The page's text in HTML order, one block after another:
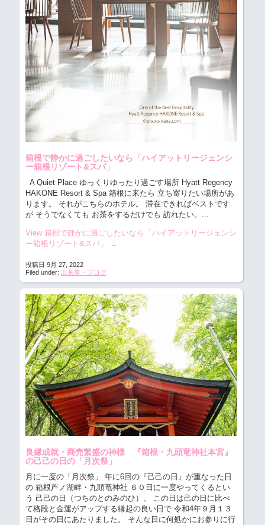
箱根で静かに過ごしたいなら「ハイアットリージェンシ
ー箱根リゾート&スパ」
A Quiet Place ゆっくりゆったり過ごす場所 Hyatt Regency
HAKONE Resort & Spa 箱根に来たら 立ち寄りたい場所があ
ります。 それがこちらのホテル。 滞在できればベストです
が そうでなくても お茶をするだけでも 訪れたい。...
View 箱根で静かに過ごしたいなら「ハイアットリージェンシ
ー箱根リゾート&スパ」
→
投稿日 9月 27, 2022
Filed under: 出来事・ブログ
良縁成就・商売繁盛の神様 『箱根・九頭竜神社本宮』
の己己の日の「月次祭」
月に一度の「月次祭」 年に6回の『己己の日』が重なった日
の 箱根芦ノ湖畔・九頭竜神社 ６０日に一度やってくるとい
う 己己の日（つちのとのみのひ）。 この日は己の日に比べ
て格段と金運がアップする縁起の良い日で 令和4年９月１３
日がその日にあたりました。 そんな日に何処かにお参りに行